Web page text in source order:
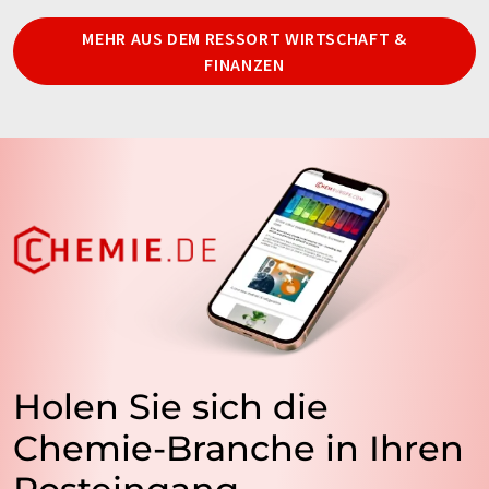
MEHR AUS DEM RESSORT WIRTSCHAFT &
FINANZEN
Holen Sie sich die
Chemie-Branche in Ihren